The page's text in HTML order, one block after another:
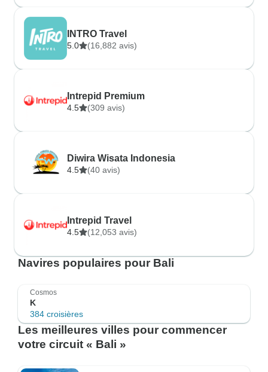
INTRO Travel
5.0 (16,882 avis)
Intrepid Premium
4.5 (309 avis)
Diwira Wisata Indonesia
4.5 (40 avis)
Intrepid Travel
4.5 (12,053 avis)
Navires populaires pour Bali
Cosmos
K
384 croisières
Les meilleures villes pour commencer
votre circuit « Bali »